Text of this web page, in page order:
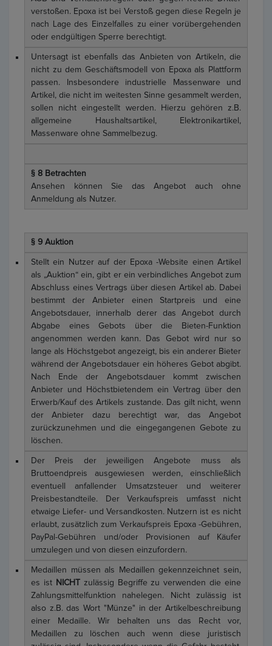
verstoßen. Epoxa ist bei Verstoß gegen diese Regeln je
nach Lage des Einzelfalles zu einer vorübergehenden
oder endgültigen Sperre berechtigt.
Untersagt ist ebenfalls das Anbieten von Artikeln, die
nicht zu dem Geschäftsmodell von Epoxa als Plattform
passen. Insbesondere industrielle Massenware und
Artikel, die nicht im weitesten Sinne gesammelt werden,
sollen nicht eingestellt werden. Hierzu gehören z.B.
allgemeine Haushaltsartikel, Elektronikartikel,
Massenware ohne Sammelbezug.
§ 8 Betrachten
Ansehen können Sie das Angebot auch ohne
Anmeldung als Nutzer.
§ 9 Auktion
Stellt ein Nutzer auf der Epoxa -Website einen Artikel
als „Auktion“ ein, gibt er ein verbindliches Angebot zum
Abschluss eines Vertrags über diesen Artikel ab. Dabei
bestimmt der Anbieter einen Startpreis und eine
Angebotsdauer, innerhalb derer das Angebot durch
Abgabe eines Gebots über die Bieten-Funktion
angenommen werden kann. Das Gebot wird nur so
lange als Höchstgebot angezeigt, bis ein anderer Bieter
während der Angebotsdauer ein höheres Gebot abgibt.
Nach Ende der Angebotsdauer kommt zwischen
Anbieter und Höchstbietendem ein Vertrag über den
Erwerb/Kauf des Artikels zustande. Das gilt nicht, wenn
der Anbieter dazu berechtigt war, das Angebot
zurückzunehmen und die eingegangenen Gebote zu
löschen.
Der Preis der jeweiligen Angebote muss als
Bruttoendpreis ausgewiesen werden, einschließlich
eventuell anfallender Umsatzsteuer und weiterer
Preisbestandteile. Der Verkaufspreis umfasst nicht
etwaige Liefer- und Versandkosten. Nutzern ist es nicht
erlaubt, zusätzlich zum Verkaufspreis Epoxa -Gebühren,
PayPal-Gebühren und/oder Provisionen auf Käufer
umzulegen und von diesen einzufordern.
Medaillen müssen als Medaillen gekennzeichnet sein,
es ist
NICHTzulässig Begriffe zu verwenden die eine
Zahlungsmittelfunktion nahelegen. Nicht zulässig ist
also z.B. das Wort "Münze" in der Artikelbeschreibung
einer Medaille. Wir behalten uns das Recht vor,
Medaillen zu löschen auch wenn diese juristisch